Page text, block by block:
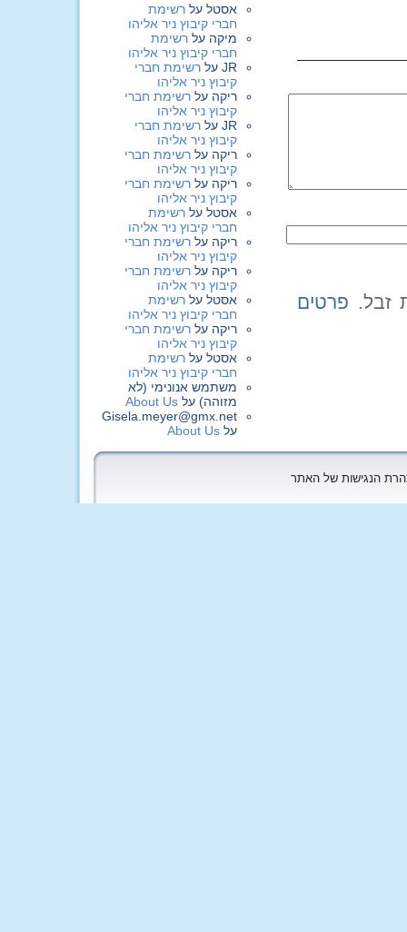
פרטים
אסטל על רשימת
חברי קיבוץ ניר אליהו
מיקה על רשימת
חברי קיבוץ ניר אליהו
JR על רשימת חברי
קיבוץ ניר אליהו
ריקה על רשימת חברי
קיבוץ ניר אליהו
JR על רשימת חברי
קיבוץ ניר אליהו
ריקה על רשימת חברי
קיבוץ ניר אליהו
ריקה על רשימת חברי
קיבוץ ניר אליהו
אסטל על רשימת
חברי קיבוץ ניר אליהו
ריקה על רשימת חברי
קיבוץ ניר אליהו
ריקה על רשימת חברי
קיבוץ ניר אליהו
אסטל על רשימת
חברי קיבוץ ניר אליהו
ריקה על רשימת חברי
קיבוץ ניר אליהו
אסטל על רשימת
חברי קיבוץ ניר אליהו
משתמש אנונימי (לא
מזוהה) על About Us
Gisela.meyer@gmx.net
על About Us
הנגישות של האתר